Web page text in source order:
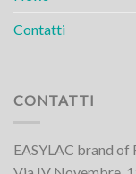
Contatti
CONTATTI
EASYLAC brand of